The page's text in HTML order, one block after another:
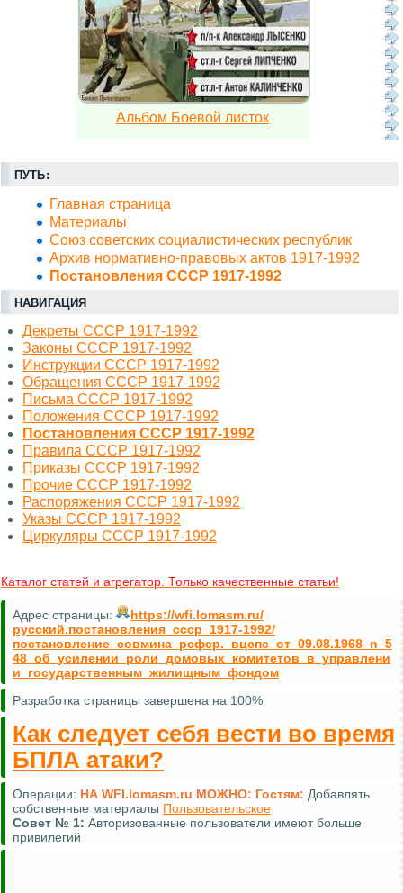
Альбом Боевой листок
ПУТЬ:
Главная страница
Материалы
Союз советских социалистических республик
Архив нормативно-правовых актов 1917-1992
Постановления СССР 1917-1992
НАВИГАЦИЯ
Декреты СССР 1917-1992
Законы СССР 1917-1992
Инструкции СССР 1917-1992
Обращения СССР 1917-1992
Письма СССР 1917-1992
Положения СССР 1917-1992
Постановления СССР 1917-1992
Правила СССР 1917-1992
Приказы СССР 1917-1992
Прочие СССР 1917-1992
Распоряжения СССР 1917-1992
Указы СССР 1917-1992
Циркуляры СССР 1917-1992
Каталог статей и агрегатор. Только качественные статьи!
Адрес страницы:
https://wfi.lomasm.ru/
русский.постановления_ссср_1917-1992/
постановление_совмина_рсфср._вцспс_от_09.08.1968_n_5
48_об_усилении_роли_домовых_комитетов_в_управлени
и_государственным_жилищным_фондом
Разработка страницы завершена на 100%
Как следует себя вести во время
БПЛА атаки?
Операции: НА WFI.lomasm.ru МОЖНО: Гостям: Добавлять
собственные материалы Пользовательское
Совет № 1: Авторизованные пользователи имеют больше
привилегий